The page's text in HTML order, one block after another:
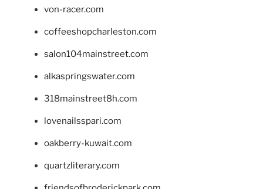
von-racer.com
coffeeshopcharleston.com
salon104mainstreet.com
alkaspringswater.com
318mainstreet8h.com
lovenailsspari.com
oakberry-kuwait.com
quartzliterary.com